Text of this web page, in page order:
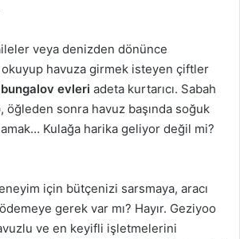
veya denizden dönünce
havuza girmek isteyen çiftler
bungalov evleri adeta kurtarıcı. Sabah
öğleden sonra havuz başında soğuk
Kulağa harika geliyor değil mi?
için bütçenizi sarsmaya, aracı
gerek var mı? Hayır. Geziyoo
ve en keyifli işletmelerini